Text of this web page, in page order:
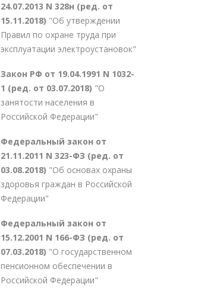
24.07.2013 N 328н (ред. от
15.11.2018) "Об утверждении
Правил по охране труда при
эксплуатации электроустановок"
Закон РФ от 19.04.1991 N 1032-
1 (ред. от 03.07.2018) "О
занятости населения в
Российской Федерации"
Федеральный закон от
21.11.2011 N 323-ФЗ (ред. от
03.08.2018) "Об основах охраны
здоровья граждан в Российской
Федерации"
Федеральный закон от
15.12.2001 N 166-ФЗ (ред. от
07.03.2018) "О государственном
пенсионном обеспечении в
Российской Федерации"